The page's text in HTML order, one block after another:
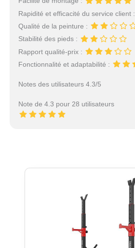
Rapidité et efficacité du service client :
Qualité de la peinture :
Stabilité des pieds :
Rapport qualité-prix :
Fonctionnalité et adaptabilité :
Notes des utilisateurs 4.3/5
Note de 4.3 pour 28 utilisateurs